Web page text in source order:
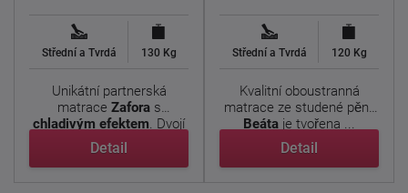
Střední a Tvrdá 130 Kg
Unikátní partnerská
matrace Zaforas
chladivým efektem. Dvojí
tuhost, ...
Detail
Střední a Tvrdá 120 Kg
Kvalitní oboustranná
matrace ze studené pěny
Beáta je tvořena ...
Detail